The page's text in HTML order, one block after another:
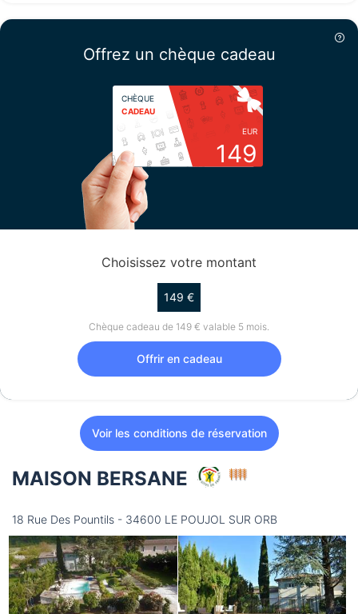
Offrez un chèque cadeau
CHÈQUE
CADEAU
EUR
149
Choisissez votre montant
149 €
Chèque cadeau de 149 € valable 5 mois.
Offrir en cadeau
Voir les conditions de réservation
MAISON BERSANE
18 Rue Des Pountils - 34600 LE POUJOL SUR ORB